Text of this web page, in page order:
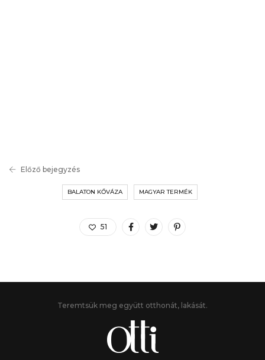
Előző bejegyzés
BALATON KŐVÁZA MAGYAR TERMÉK
51
Teremtsük meg együtt otthonát, lakását.